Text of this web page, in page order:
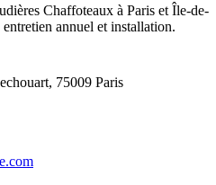
Chaffoteaux à Paris et Île-de-
annuel et installation.
, 75009 Paris